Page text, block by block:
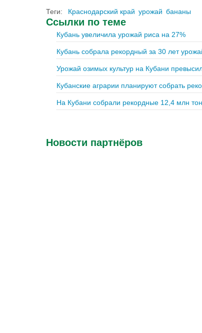
Теги:
Краснодарский край урожай бананы
Ссылки по теме
Кубань увеличила урожай риса на 27%
Кубань собрала рекордный за 30 лет
Урожай озимых культур на Кубани
Кубанские аграрии планируют собрать
На Кубани собрали рекордные 12,4 млн
Новости партнёров